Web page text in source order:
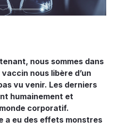
nous sommes dans
nous libère d’un
vu venir. Les derniers
humainement et
corporatif.
a eu des effets monstres